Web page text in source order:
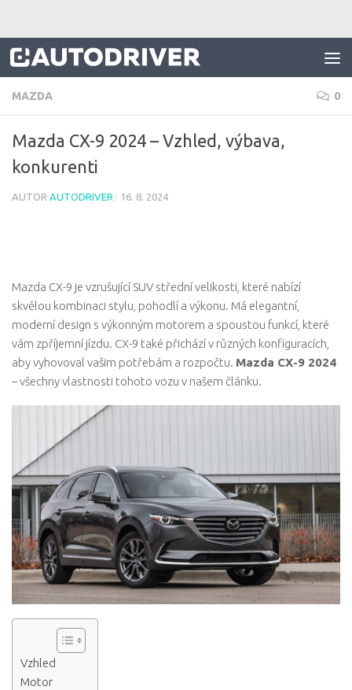
MAZDA 0
Mazda CX-9 2024 – Vzhled, výbava,
konkurenti
AUTOR AUTODRIVER · 16. 8. 2024
Mazda CX-9 je vzrušující SUV střední velikosti, které nabízí
skvělou kombinaci stylu, pohodlí a výkonu. Má elegantní,
moderní design s výkonným motorem a spoustou funkcí, které
vám zpříjemní jízdu. CX-9 také přichází v různých konfiguracích,
aby vyhovoval vašim potřebám a rozpočtu. Mazda CX-9 2024
– všechny vlastnosti tohoto vozu v našem článku.
Vzhled
Motor